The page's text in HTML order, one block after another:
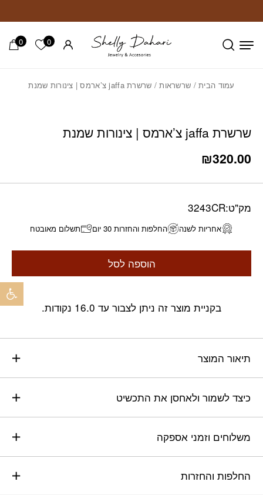
0 הרשימה
0
עמוד הבית/ שרשראות/ שרשרת jaffa צ’ארמס | צינורות שמנת
שרשרת jaffa צ’ארמס | צינורות שמנת
₪320.00
מק"ט:3243CR
אחריות לשנה החלפות והחזרות 30 יום תשלום מאובטח
הוספה לסל
בקניית מוצר זה ניתן לצבור עד 16.0 נקודות.
תיאור המוצר
כיצד לשמור ולאחסן את התכשיט
משלוחים וזמני אספקה
החלפות והחזרות